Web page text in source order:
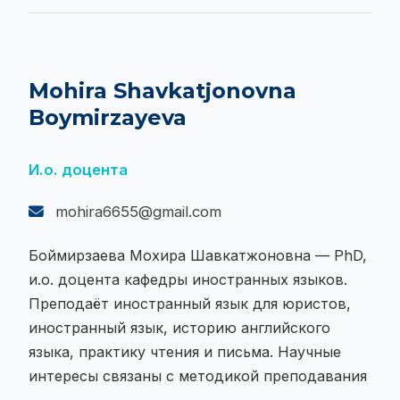
мышления у будущих специалистов.
Mohira Shavkatjonovna
Boymirzayeva
И.о. доцента
mohira6655@gmail.com
Боймирзаева Мохира Шавкатжоновна — PhD,
и.о. доцента кафедры иностранных языков.
Преподаёт иностранный язык для юристов,
иностранный язык, историю английского
языка, практику чтения и письма. Научные
интересы связаны с методикой преподавания